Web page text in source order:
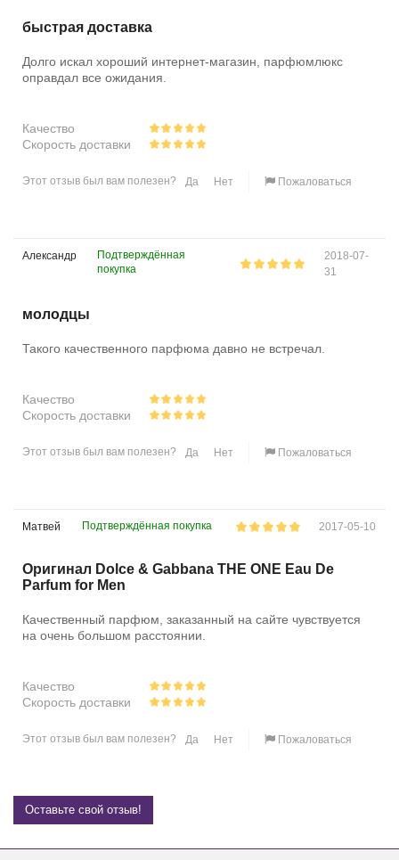
быстрая доставка
Долго искал хороший интернет-магазин, парфюмлюкс
оправдал все ожидания.
Качество
Скорость доставки
Этот отзыв был вам полезен? Да Нет Пожаловаться
Александр
Подтверждённая
покупка
2018-07-
31
молодцы
Такого качественного парфюма давно не встречал.
Качество
Скорость доставки
Этот отзыв был вам полезен? Да Нет Пожаловаться
Матвей Подтверждённая покупка 2017-05-10
Оригинал Dolce & Gabbana THE ONE Eau De
Parfum for Men
Качественный парфюм, заказанный на сайте чувствуется
на очень большом расстоянии.
Качество
Скорость доставки
Этот отзыв был вам полезен? Да Нет Пожаловаться
Оставьте свой отзыв!